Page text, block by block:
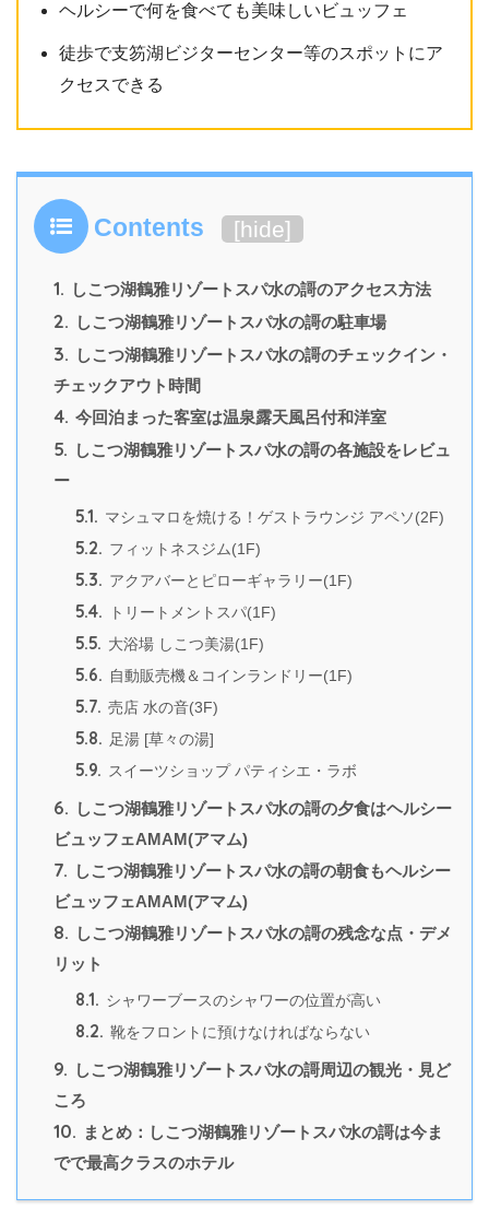
ヘルシーで何を食べても美味しいビュッフェ
徒歩で支笏湖ビジターセンター等のスポットにア
クセスできる
Contents [hide]
1. しこつ湖鶴雅リゾートスパ水の謌のアクセス方法
2. しこつ湖鶴雅リゾートスパ水の謌の駐車場
3. しこつ湖鶴雅リゾートスパ水の謌のチェックイン・
チェックアウト時間
4. 今回泊まった客室は温泉露天風呂付和洋室
5. しこつ湖鶴雅リゾートスパ水の謌の各施設をレビュ
ー
5.1. マシュマロを焼ける！ゲストラウンジ アペソ(2F)
5.2. フィットネスジム(1F)
5.3. アクアバーとピローギャラリー(1F)
5.4. トリートメントスパ(1F)
5.5. 大浴場 しこつ美湯(1F)
5.6. 自動販売機＆コインランドリー(1F)
5.7. 売店 水の音(3F)
5.8. 足湯 [草々の湯]
5.9. スイーツショップ パティシエ・ラボ
6. しこつ湖鶴雅リゾートスパ水の謌の夕食はヘルシー
ビュッフェAMAM(アマム)
7. しこつ湖鶴雅リゾートスパ水の謌の朝食もヘルシー
ビュッフェAMAM(アマム)
8. しこつ湖鶴雅リゾートスパ水の謌の残念な点・デメ
リット
8.1. シャワーブースのシャワーの位置が高い
8.2. 靴をフロントに預けなければならない
9. しこつ湖鶴雅リゾートスパ水の謌周辺の観光・見ど
ころ
10. まとめ：しこつ湖鶴雅リゾートスパ水の謌は今ま
でで最高クラスのホテル